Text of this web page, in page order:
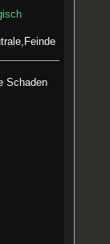
Schaden